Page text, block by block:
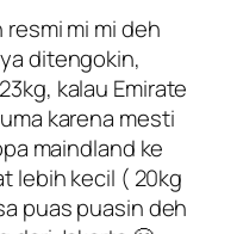
mi mi deh
ditengokin,
kalau Emirate
karena mesti
maindland ke
lebih kecil ( 20kg
puas puasin deh